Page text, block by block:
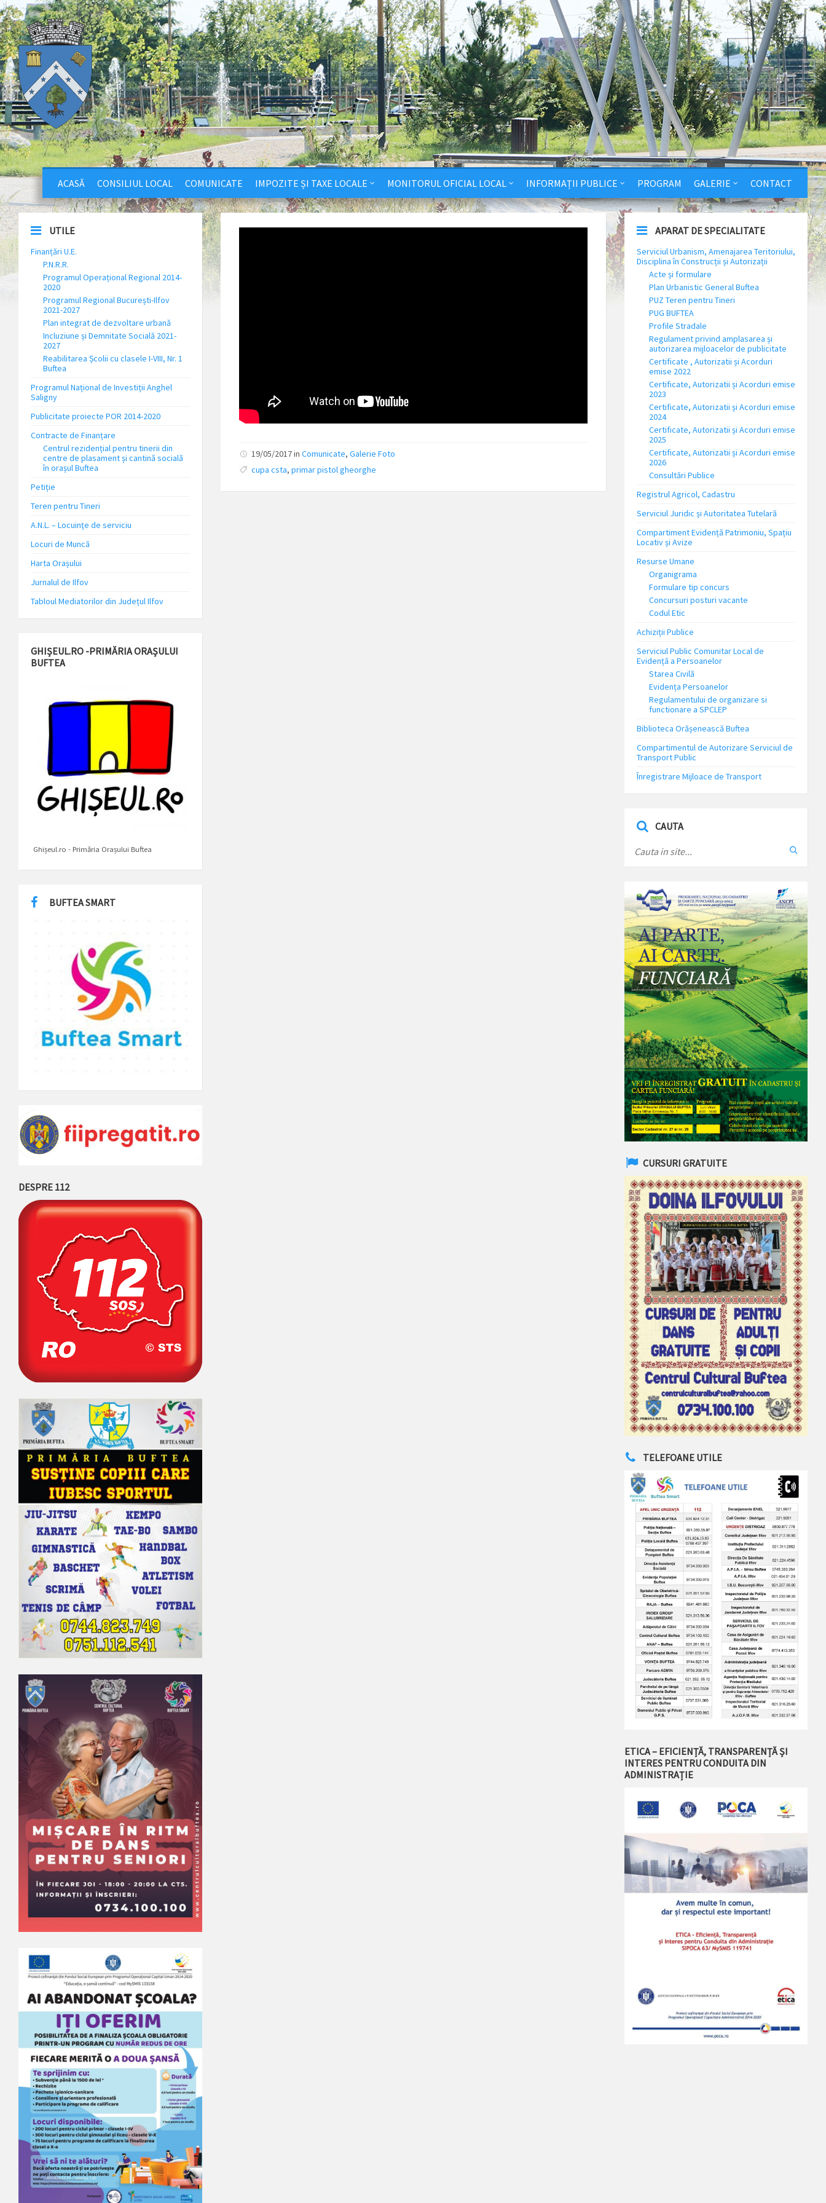
ACASĂ CONSILIUL LOCAL COMUNICATE IMPOZITE ȘI TAXE LOCALE MONITORUL OFICIAL LOCAL INFORMAȚII PUBLICE PROGRAM GALERIE CONTACT
19/05/2017 in Comunicate, Galerie Foto
cupa csta, primar pistol gheorghe
UTILE
Finanțări U.E.
P.N.R.R.
Programul Operațional Regional 2014-
2020
Programul Regional București-Ilfov
2021-2027
Plan integrat de dezvoltare urbană
Incluziune și Demnitate Socială 2021-
2027
Reabilitarea Școlii cu clasele I-VIII, Nr. 1
Buftea
Programul Național de Investiții Anghel
Saligny
Publicitate proiecte POR 2014-2020
Contracte de Finanțare
Centrul rezidențial pentru tinerii din
centre de plasament și cantină socială
în orașul Buftea
Petiție
Teren pentru Tineri
A.N.L. – Locuinţe de serviciu
Locuri de Muncă
Harta Orașului
Jurnalul de Ilfov
Tabloul Mediatorilor din Județul Ilfov
GHIȘEUL.RO -PRIMĂRIA ORAȘULUI
BUFTEA
Ghișeul.ro - Primăria Orașului Buftea
BUFTEA SMART
DESPRE 112
APARAT DE SPECIALITATE
Serviciul Urbanism, Amenajarea Teritoriului,
Disciplina în Construcții și Autorizații
Acte și formulare
Plan Urbanistic General Buftea
PUZ Teren pentru Tineri
PUG BUFTEA
Profile Stradale
Regulament privind amplasarea și
autorizarea mijloacelor de publicitate
Certificate , Autorizatii și Acorduri
emise 2022
Certificate, Autorizatii și Acorduri emise
2023
Certificate, Autorizatii și Acorduri emise
2024
Certificate, Autorizatii și Acorduri emise
2025
Certificate, Autorizatii și Acorduri emise
2026
Consultări Publice
Registrul Agricol, Cadastru
Serviciul Juridic și Autoritatea Tutelară
Compartiment Evidență Patrimoniu, Spațiu
Locativ și Avize
Resurse Umane
Organigrama
Formulare tip concurs
Concursuri posturi vacante
Codul Etic
Achiziții Publice
Serviciul Public Comunitar Local de
Evidență a Persoanelor
Starea Civilă
Evidența Persoanelor
Regulamentului de organizare si
functionare a SPCLEP
Biblioteca Orășenească Buftea
Compartimentul de Autorizare Serviciul de
Transport Public
Înregistrare Mijloace de Transport
CAUTA
CURSURI GRATUITE
TELEFOANE UTILE
ETICA – EFICIENȚĂ, TRANSPARENȚĂ ȘI
INTERES PENTRU CONDUITA DIN
ADMINISTRAȚIE